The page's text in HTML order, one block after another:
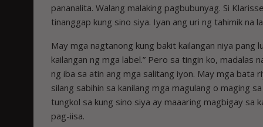
pananalita. Walang malaking pagbubunyag. Si
tinanggap kung sino siya. Iyan ang uri ng tahimik na
May mga nagtanong kung bakit kailangan niya pang
kailangan ng mga label.” Pero sa tingin ko, madalas
ng iba sa atin ang mga salitang iyon. May mga bata
silang sabihin sa kanilang mga magulang o maging
tungkol sa kung sino siya ay maaaring magbigay sa
pag-iisa.